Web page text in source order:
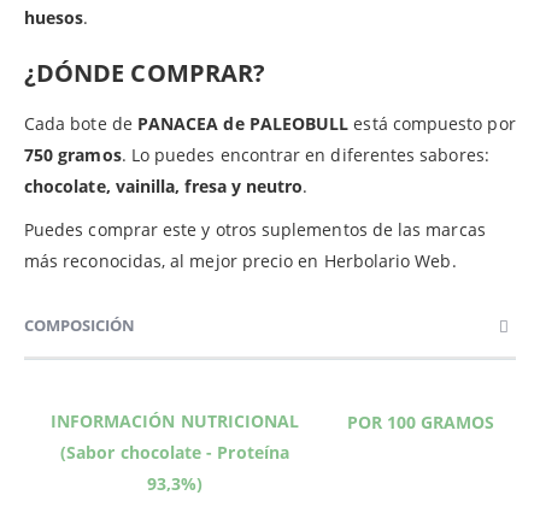
huesos.
¿DÓNDE COMPRAR?
Cada bote de PANACEA de PALEOBULL está compuesto por
750 gramos. Lo puedes encontrar en diferentes sabores:
chocolate, vainilla, fresa y neutro.
Puedes comprar este y otros suplementos de las marcas
más reconocidas, al mejor precio en Herbolario Web.
COMPOSICIÓN
INFORMACIÓN NUTRICIONAL
(Sabor chocolate - Proteína
93,3%)
POR 100 GRAMOS